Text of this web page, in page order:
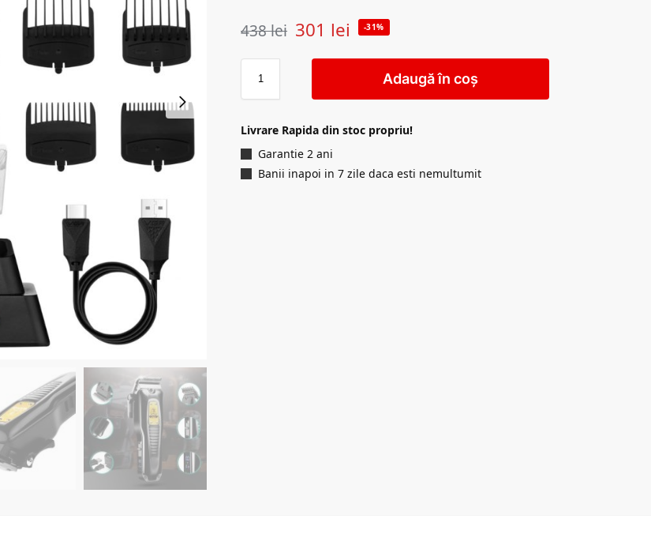
438lei 301 lei -31%
Adaugă în coș
Livrare Rapida din stoc propriu!
Garantie 2 ani
Banii inapoi in 7 zile daca esti nemultumit